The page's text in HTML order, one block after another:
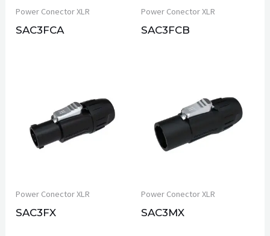
Power Conector XLR
SAC3FCA
Power Conector XLR
SAC3FCB
Power Conector XLR
SAC3FX
Power Conector XLR
SAC3MX